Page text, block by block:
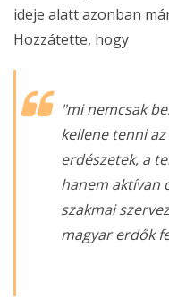
ideje alatt azonban
Hozzátette, hogy
"mi nemcsak
kellene tenni
erdészetek, a
hanem aktívan
szakmai
magyar erdők